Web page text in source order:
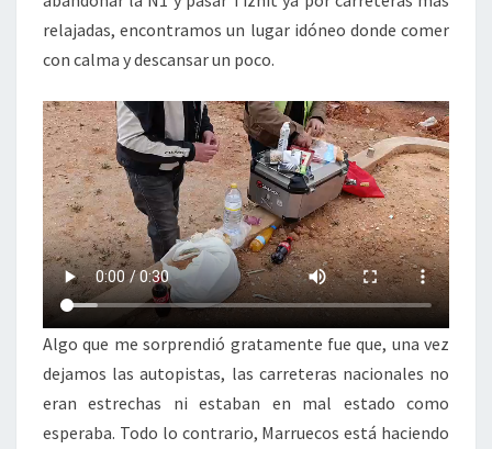
relajadas, encontramos un lugar idóneo donde comer
con calma y descansar un poco.
Algo que me sorprendió gratamente fue que, una vez
dejamos las autopistas, las carreteras nacionales no
eran estrechas ni estaban en mal estado como
esperaba. Todo lo contrario, Marruecos está haciendo